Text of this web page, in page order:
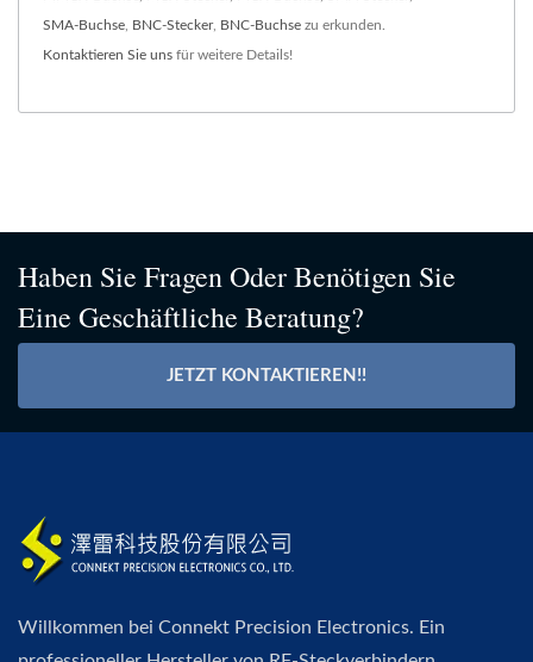
SMA-Buchse BNC-Stecker, BNC-Buchse zu erkunden.
Kontaktieren Sie uns für weitere Details!
Haben Sie Fragen Oder Benötigen Sie
Eine Geschäftliche Beratung?
JETZT KONTAKTIEREN!!
Willkommen bei Connekt Precision Electronics. Ein